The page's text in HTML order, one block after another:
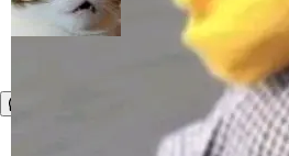
里日夜不停地"烧钱"。 复盘显示，...
ding in silos"——各自为战，互不通气
断从他嘴里说出来分量不同。Hugging
全球最大的开源 AI 平台，上面跑着上
家居控制、家庭实验室，都算稀奇事。
aw 是 Shelley 的作者，一个开源 AI
nt。他最近在博客上写了一篇文章，核
简单：开发者工具必须开源。 理由不
由软件情怀，而是一个跟 AI agent 直
技术判断。 两行 prompt 就能个性化